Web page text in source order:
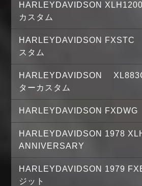
HARLEYDAVIDSON
カスタム
HARLEYDAVIDSON FXSTC
スタム
HARLEYDAVIDSON
ターカスタム
HARLEYDAVIDSON FXDWG
HARLEYDAVIDSON 1978
ANNIVERSARY
HARLEYDAVIDSON 1979
ジット